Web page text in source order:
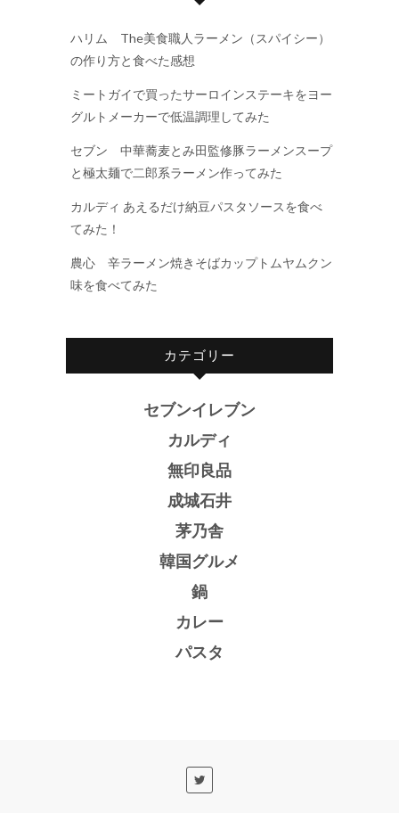
ハリム The美食職人ラーメン（スパイシー）
の作り方と食べた感想
ミートガイで買ったサーロインステーキをヨー
グルトメーカーで低温調理してみた
セブン 中華蕎麦とみ田監修豚ラーメンスープ
と極太麺で二郎系ラーメン作ってみた
カルディ あえるだけ納豆パスタソースを食べ
てみた！
農心 辛ラーメン焼きそばカップトムヤムクン
味を食べてみた
カテゴリー
セブンイレブン
カルディ
無印良品
成城石井
茅乃舎
韓国グルメ
鍋
カレー
パスタ